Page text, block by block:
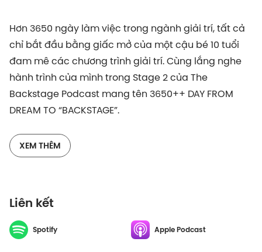
Hơn 3650 ngày làm việc trong ngành giải trí, tất cả
chỉ bắt đầu bằng giấc mở của một cậu bé 10 tuổi
đam mê các chương trình giải trí. Cùng lắng nghe
hành trình của mình trong Stage 2 của The
Backstage Podcast mang tên 3650++ DAY FROM
DREAM TO “BACKSTAGE”.
XEM THÊM
Liên kết
Spotify Apple Podcast